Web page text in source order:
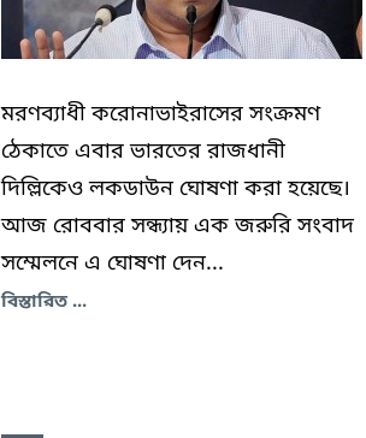
মরণব্যাধী করোনাভাইরাসের সংক্রমণ
ঠেকাতে এবার ভারতের রাজধানী
দিল্লিকেও লকডাউন ঘোষণা করা হয়েছে।
আজ রোববার সন্ধ্যায় এক জরুরি সংবাদ
সম্মেলনে এ ঘোষণা দেন...
বিস্তারিত ...